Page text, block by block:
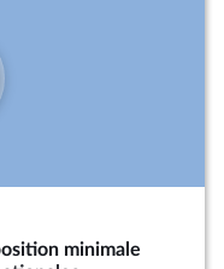
minimale